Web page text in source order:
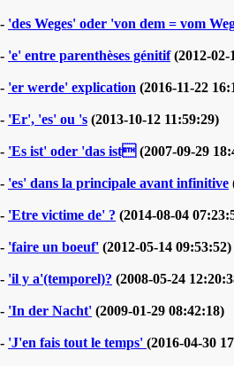
- 'des Weges' oder 'von dem = vom
- 'e' entre parenthèses génitif(2012-02-
- 'er werde' explication (2016-11-22
- 'Er', 'es' ou 's (2013-10-12 11:59:29)
- 'Es ist' oder 'das ist(2007-09-29
- 'es' dans la principale avant infinitive
- 'Etre victime de' ? (2014-08-04
- 'faire un boeuf' (2012-05-14 09:53:52)
- 'il y a'(temporel)? (2008-05-24
- 'In der Nacht' (2009-01-29 08:42:18)
- 'J'en fais tout le temps' (2016-04-30